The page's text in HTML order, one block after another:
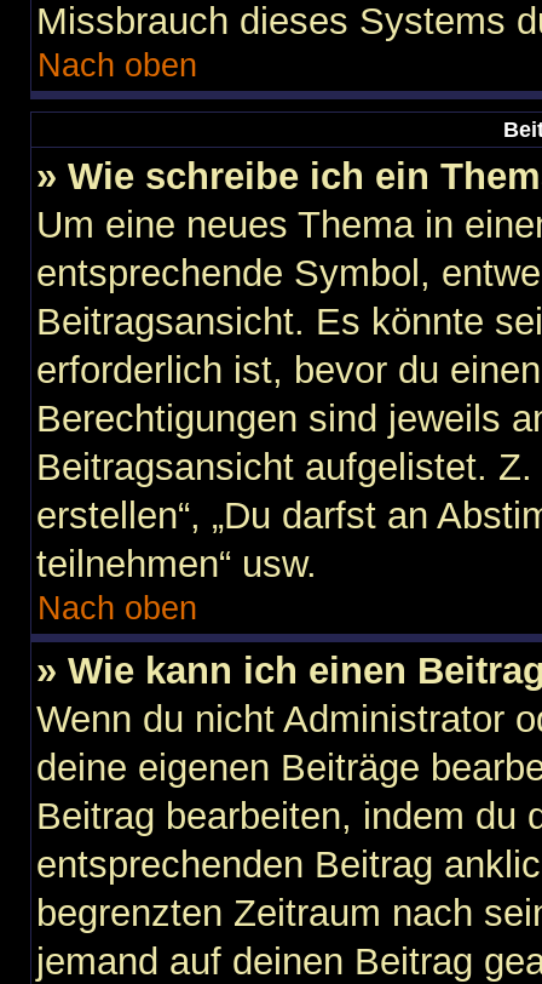
Missbrauch dieses Systems
Nach oben
» Wie schreibe ich ein
Um eine neues Thema in
entsprechende Symbol,
Beitragsansicht. Es könnte
erforderlich ist, bevor du
Berechtigungen sind jeweils
Beitragsansicht aufgelistet.
erstellen“, „Du darfst an
teilnehmen“ usw.
Nach oben
» Wie kann ich einen
Wenn du nicht Administrator
deine eigenen Beiträge
Beitrag bearbeiten, indem du
entsprechenden Beitrag
begrenzten Zeitraum nach
jemand auf deinen Beitrag